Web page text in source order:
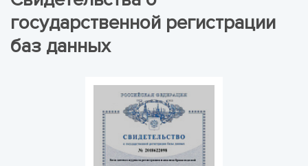
государственной регистрации
баз данных